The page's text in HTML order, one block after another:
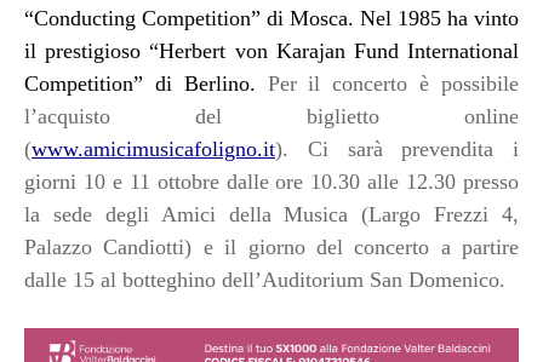
“Conducting Competition” di Mosca. Nel 1985 ha vinto
il prestigioso “Herbert von Karajan Fund International
Competition” di Berlino. Per il concerto è possibile
l’acquisto del biglietto online
(www.amicimusicafoligno.it). Ci sarà prevendita i
giorni 10 e 11 ottobre dalle ore 10.30 alle 12.30 presso
la sede degli Amici della Musica (Largo Frezzi 4,
Palazzo Candiotti) e il giorno del concerto a partire
dalle 15 al botteghino dell’Auditorium San Domenico.